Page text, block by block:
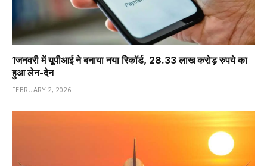
1️जनवरी में यूपीआई ने बनाया नया रिकॉर्ड, 28.33 लाख करोड़ रुपये का
हुआ लेन-देन
FEBRUARY 2, 2026